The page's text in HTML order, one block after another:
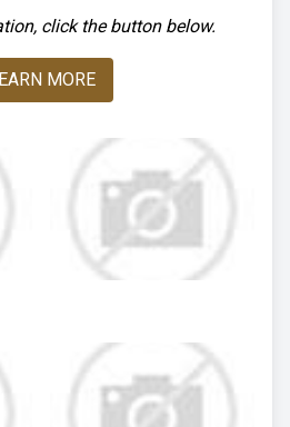
click the button below.
MORE